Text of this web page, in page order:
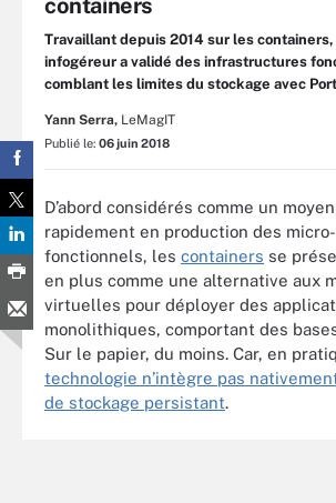
containers
Travaillant depuis 2014 sur les
infogéreur a validé des infrastructures
comblant les limites du stockage avec
Yann Serra, LeMagIT
Publié le: 06 juin 2018
D’abord considérés comme un
rapidement en production des
fonctionnels, les containers se
en plus comme une alternative aux
virtuelles pour déployer des
monolithiques, comportant des
Sur le papier, du moins. Car, en
technologie n’intègre pas
de stockage persistant.